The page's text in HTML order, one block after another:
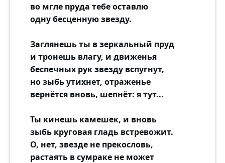
во мгле пруда тебе оставлю
одну бесценную звезду.
Заглянешь ты в зеркальный пруд
и тронешь влагу, и движенья
беспечных рук звезду вспугнут,
но зыбь утихнет, отраженье
вернётся вновь, шепнёт: я тут...
Ты кинешь камешек, и вновь
зыбь круговая гладь встревожит.
О, нет, звезде не прекословь,
растаять в сумраке не может